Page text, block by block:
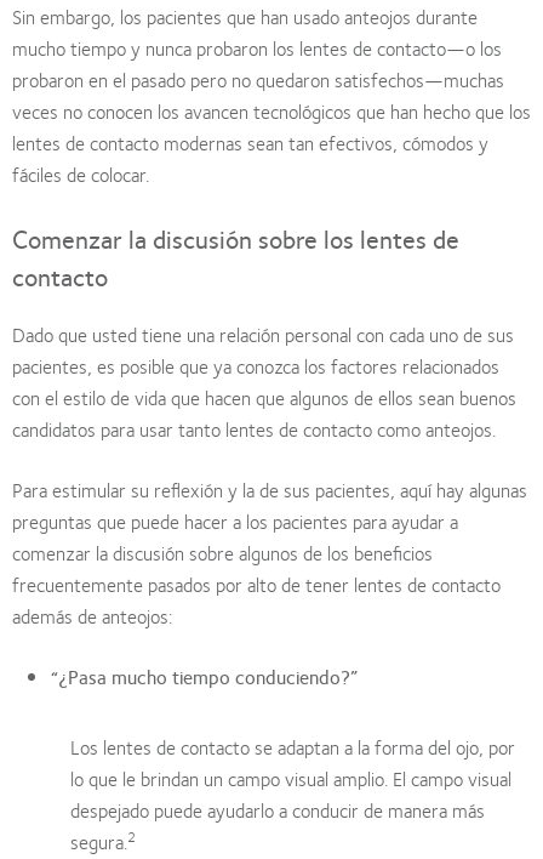
Sin embargo, los pacientes que han usado anteojos durante
mucho tiempo y nunca probaron los lentes de contacto—o los
probaron en el pasado pero no quedaron satisfechos—muchas
veces no conocen los avancen tecnológicos que han hecho que los
lentes de contacto modernas sean tan efectivos, cómodos y
fáciles de colocar.
Comenzar la discusión sobre los lentes de
contacto
Dado que usted tiene una relación personal con cada uno de sus
pacientes, es posible que ya conozca los factores relacionados
con el estilo de vida que hacen que algunos de ellos sean buenos
candidatos para usar tanto lentes de contacto como anteojos.
Para estimular su reflexión y la de sus pacientes, aquí hay algunas
preguntas que puede hacer a los pacientes para ayudar a
comenzar la discusión sobre algunos de los beneficios
frecuentemente pasados por alto de tener lentes de contacto
además de anteojos:
“¿Pasa mucho tiempo conduciendo?”
Los lentes de contacto se adaptan a la forma del ojo, por
lo que le brindan un campo visual amplio. El campo visual
despejado puede ayudarlo a conducir de manera más
segura.2